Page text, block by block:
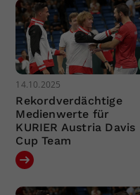
14.10.2025
Rekordverdächtige
Medienwerte für
KURIER Austria Davis
Cup Team